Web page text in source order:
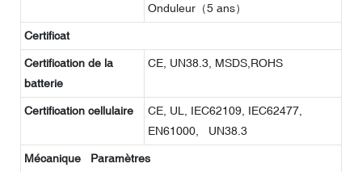
Onduleur（5 ans）
Certificat
Certification de la
batterie
CE, UN38.3, MSDS,ROHS
Certification cellulaire
CE, UL, IEC62109, IEC62477,
EN61000, UN38.3
Mécanique Paramètres